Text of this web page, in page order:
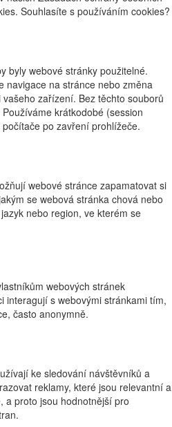
Souhlasíte s používáním cookies?
byly webové stránky použitelné.
navigace na stránce nebo změna
zařízení. Bez těchto souborů
krátkodobé (session
po zavření prohlížeče.
webové stránce zapamatovat si
se webová stránka chová nebo
nebo region, ve kterém se
webových stránek
interagují s webovými stránkami tím,
často anonymně.
ke sledování návštěvníků a
reklamy, které jsou relevantní a
a proto jsou hodnotnější pro